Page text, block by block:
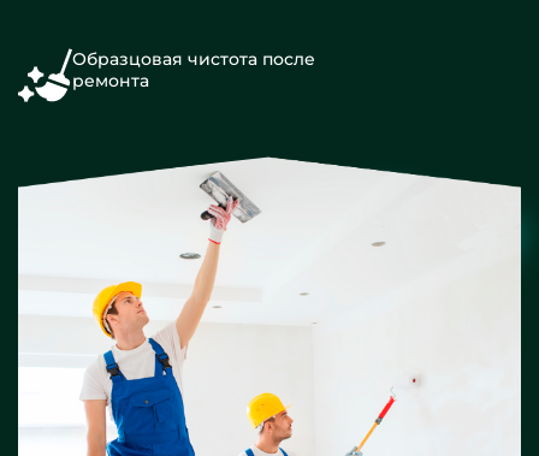
Образцовая чистота после
ремонта